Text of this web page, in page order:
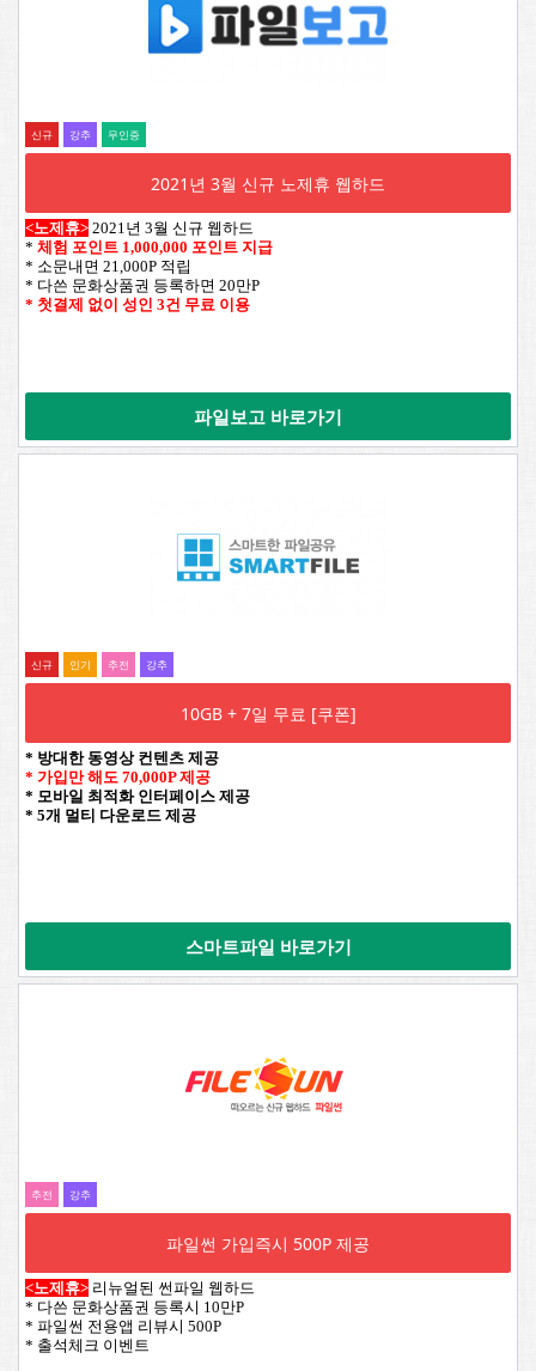
신규 강추 무인증
2021년 3월 신규 노제휴 웹하드
<노제휴> 2021년 3월 신규 웹하드
* 체험 포인트 1,000,000 포인트 지급
* 소문내면 21,000P 적립
* 다쓴 문화상품권 등록하면 20만P
* 첫결제 없이 성인 3건 무료 이용
파일보고 바로가기
신규 인기 추전 강추
10GB + 7일 무료 [쿠폰]
* 방대한 동영상 컨텐츠 제공
* 가입만 해도 70,000P 제공
* 모바일 최적화 인터페이스 제공
* 5개 멀티 다운로드 제공
스마트파일 바로가기
추전 강추
파일썬 가입즉시 500P 제공
<노제휴> 리뉴얼된 썬파일 웹하드
* 다쓴 문화상품권 등록시 10만P
* 파일썬 전용앱 리뷰시 500P
* 출석체크 이벤트